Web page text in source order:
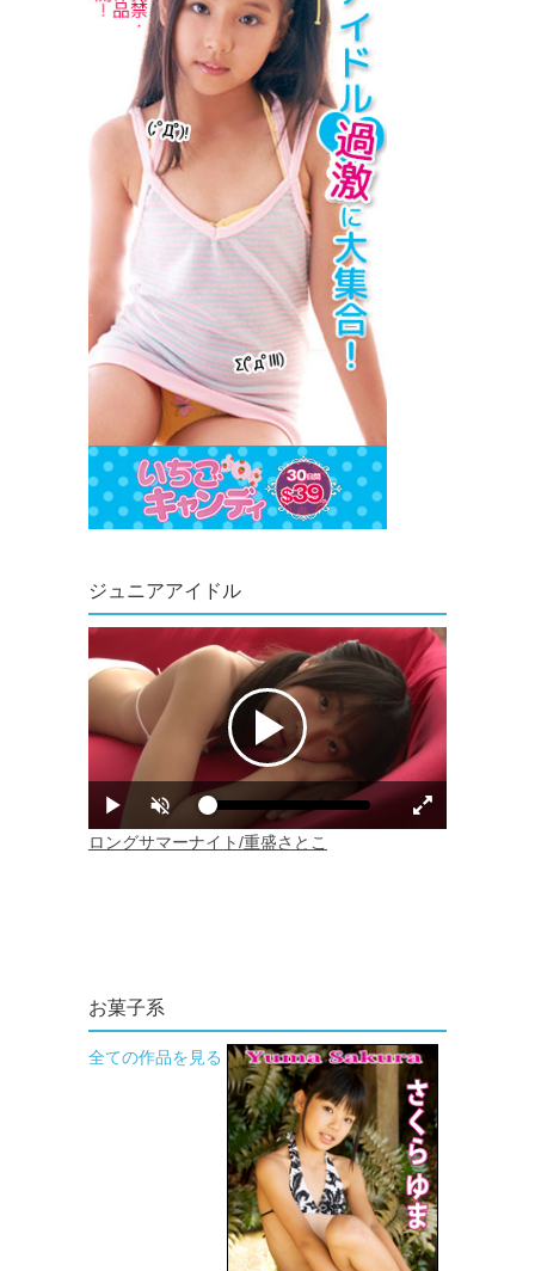
ジュニアアイドル
お菓子系
全ての作品を見る